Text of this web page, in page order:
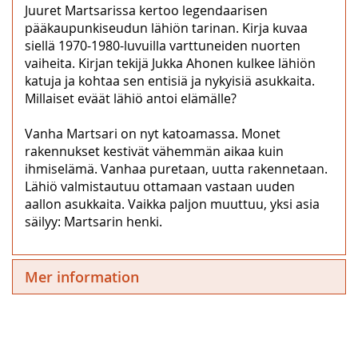
Juuret Martsarissa kertoo legendaarisen
pääkaupunkiseudun lähiön tarinan. Kirja kuvaa
siellä 1970-1980-luvuilla varttuneiden nuorten
vaiheita. Kirjan tekijä Jukka Ahonen kulkee lähiön
katuja ja kohtaa sen entisiä ja nykyisiä asukkaita.
Millaiset eväät lähiö antoi elämälle?
Vanha Martsari on nyt katoamassa. Monet
rakennukset kestivät vähemmän aikaa kuin
ihmiselämä. Vanhaa puretaan, uutta rakennetaan.
Lähiö valmistautuu ottamaan vastaan uuden
aallon asukkaita. Vaikka paljon muuttuu, yksi asia
säilyy: Martsarin henki.
Mer information